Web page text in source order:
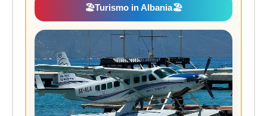
🏖️Turismo in Albania🏖️